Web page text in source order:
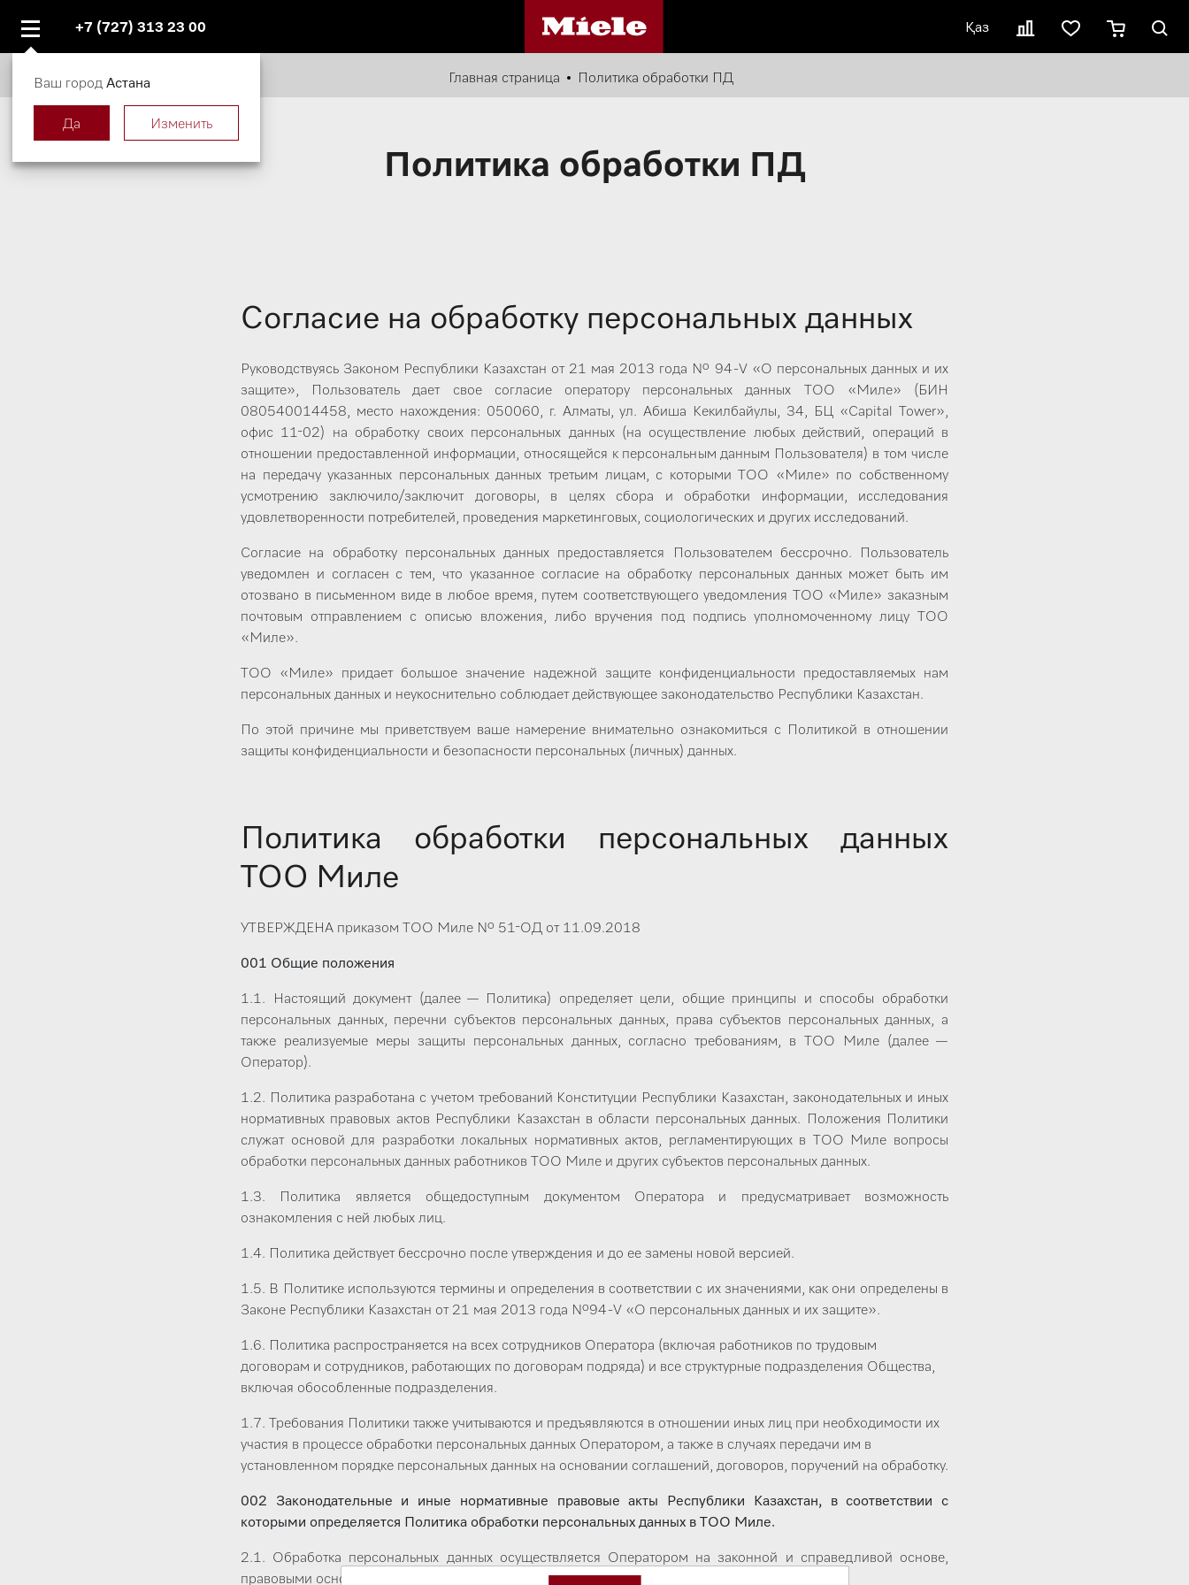
+7 (727) 313 23 00 Қаз
Главная страница Политика обработки ПД
Политика обработки ПД
Согласие на обработку персональных данных
Руководствуясь Законом Республики Казахстан от 21 мая 2013 года № 94-V «О персональных данных и их
защите», Пользователь дает свое согласие оператору персональных данных ТОО «Миле» (БИН
080540014458, место нахождения: 050060, г. Алматы, ул. Абиша Кекилбайулы, 34, БЦ «Capital Tower»,
офис 11-02) на обработку своих персональных данных (на осуществление любых действий, операций в
отношении предоставленной информации, относящейся к персональным данным Пользователя) в том числе
на передачу указанных персональных данных третьим лицам, с которыми ТОО «Миле» по собственному
усмотрению заключило/заключит договоры, в целях сбора и обработки информации, исследования
удовлетворенности потребителей, проведения маркетинговых, социологических и других исследований.
Согласие на обработку персональных данных предоставляется Пользователем бессрочно. Пользователь
уведомлен и согласен с тем, что указанное согласие на обработку персональных данных может быть им
отозвано в письменном виде в любое время, путем соответствующего уведомления ТОО «Миле» заказным
почтовым отправлением с описью вложения, либо вручения под подпись уполномоченному лицу ТОО
«Миле».
ТОО «Миле» придает большое значение надежной защите конфиденциальности предоставляемых нам
персональных данных и неукоснительно соблюдает действующее законодательство Республики Казахстан.
По этой причине мы приветствуем ваше намерение внимательно ознакомиться с Политикой в отношении
защиты конфиденциальности и безопасности персональных (личных) данных.
Политика обработки персональных данных
ТОО Миле
УТВЕРЖДЕНА приказом ТОО Миле № 51-ОД от 11.09.2018
001 Общие положения
1.1. Настоящий документ (далее — Политика) определяет цели, общие принципы и способы обработки
персональных данных, перечни субъектов персональных данных, права субъектов персональных данных, а
также реализуемые меры защиты персональных данных, согласно требованиям, в ТОО Миле (далее —
Оператор).
1.2. Политика разработана с учетом требований Конституции Республики Казахстан, законодательных и иных
нормативных правовых актов Республики Казахстан в области персональных данных. Положения Политики
служат основой для разработки локальных нормативных актов, регламентирующих в ТОО Миле вопросы
обработки персональных данных работников ТОО Миле и других субъектов персональных данных.
1.3. Политика является общедоступным документом Оператора и предусматривает возможность
ознакомления с ней любых лиц.
1.4. Политика действует бессрочно после утверждения и до ее замены новой версией.
1.5. В Политике используются термины и определения в соответствии с их значениями, как они определены в
Законе Республики Казахстан от 21 мая 2013 года №94-V «О персональных данных и их защите».
1.6. Политика распространяется на всех сотрудников Оператора (включая работников по трудовым
договорам и сотрудников, работающих по договорам подряда) и все структурные подразделения Общества,
включая обособленные подразделения.
1.7. Требования Политики также учитываются и предъявляются в отношении иных лиц при необходимости их
участия в процессе обработки персональных данных Оператором, а также в случаях передачи им в
установленном порядке персональных данных на основании соглашений, договоров, поручений на обработку.
002 Законодательные и иные нормативные правовые акты Республики Казахстан, в соответствии с
которыми определяется Политика обработки персональных данных в ТОО Миле.
2.1. Обработка персональных данных осуществляется Оператором на законной и справедливой основе,
правовыми основания для обработки являются:
Ваш город Астана
Да Изменить